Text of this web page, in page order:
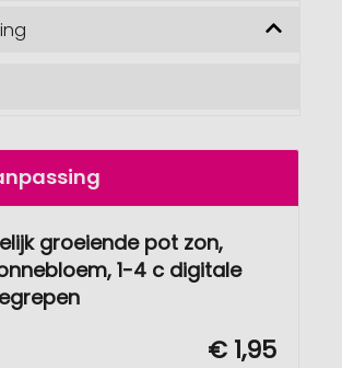
groeiende pot zon,
1-4 c digitale
€ 1,95